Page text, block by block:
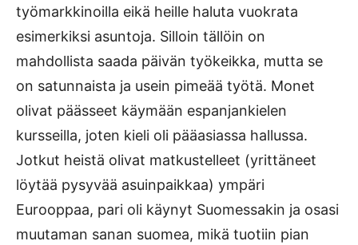
työmarkkinoilla eikä heille haluta vuokrata
esimerkiksi asuntoja. Silloin tällöin on
mahdollista saada päivän työkeikka, mutta se
on satunnaista ja usein pimeää työtä. Monet
olivat päässeet käymään espanjankielen
kursseilla, joten kieli oli pääasiassa hallussa.
Jotkut heistä olivat matkustelleet (yrittäneet
löytää pysyvää asuinpaikkaa) ympäri
Eurooppaa, pari oli käynyt Suomessakin ja osasi
muutaman sanan suomea, mikä tuotiin pian